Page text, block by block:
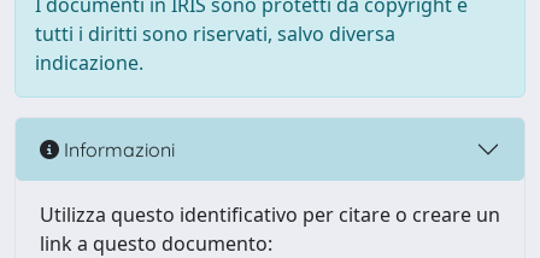
tutti i diritti sono riservati, salvo diversa
indicazione.
Informazioni
Utilizza questo identificativo per citare o creare un
link a questo documento: